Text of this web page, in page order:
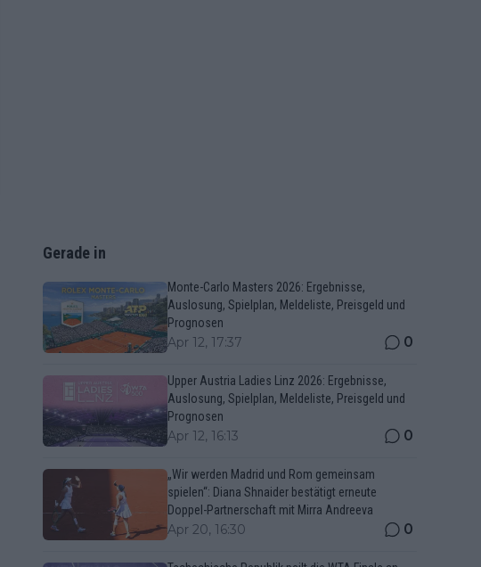
Gerade in
Monte-Carlo Masters 2026: Ergebnisse,
Auslosung, Spielplan, Meldeliste, Preisgeld und
Prognosen
Apr 12, 17:37 0
Upper Austria Ladies Linz 2026: Ergebnisse,
Auslosung, Spielplan, Meldeliste, Preisgeld und
Prognosen
Apr 12, 16:13 0
„Wir werden Madrid und Rom gemeinsam
spielen“: Diana Shnaider bestätigt erneute
Doppel-Partnerschaft mit Mirra Andreeva
Apr 20, 16:30 0